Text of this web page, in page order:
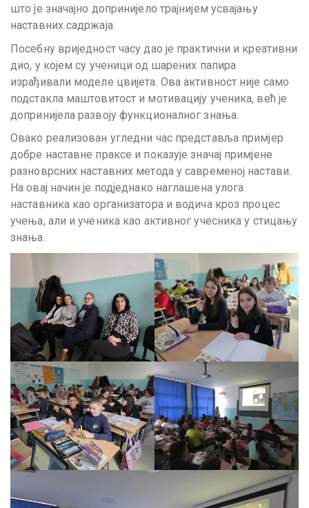
што је значајно допринијело трајнијем усвајању
наставних садржаја.
Посебну вриједност часу дао је практични и креативни
дио, у којем су ученици од шарених папира
израђивали моделе цвијета. Ова активност није само
подстакла маштовитост и мотивацију ученика, већ је
допринијела развоју функционалног знања.
Овако реализован угледни час представља примјер
добре наставне праксе и показује значај примјене
разноврсних наставних метода у савременој настави.
На овај начин је подједнако наглашена улога
наставника као организатора и водича кроз процес
учења, али и ученика као активног учесника у стицању
знања.